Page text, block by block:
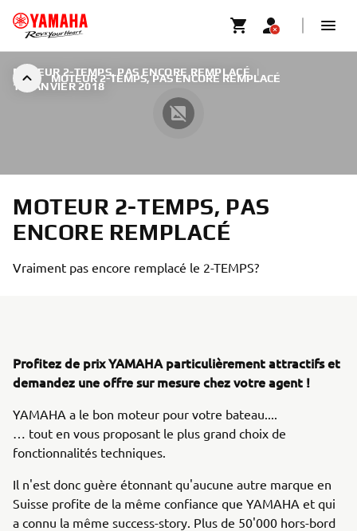
MOTEUR 2-TEMPS, PAS ENCORE REMPLACÉ
MOTEUR 2-TEMPS, PAS ENCORE REMPLACÉ
|
16 JANVIER 2018
MOTEUR 2-TEMPS, PAS
ENCORE REMPLACÉ
Vraiment pas encore remplacé le 2-TEMPS?
Profitez de prix YAMAHA particulièrement attractifs et
demandez une offre sur mesure chez votre agent !
YAMAHA a le bon moteur pour votre bateau....
… tout en vous proposant le plus grand choix de
fonctionnalités techniques.
Il n'est donc guère étonnant qu'aucune autre marque en
Suisse profite de la même confiance que YAMAHA et qui
a connu la même success-story. Plus de 50'000 hors-bord